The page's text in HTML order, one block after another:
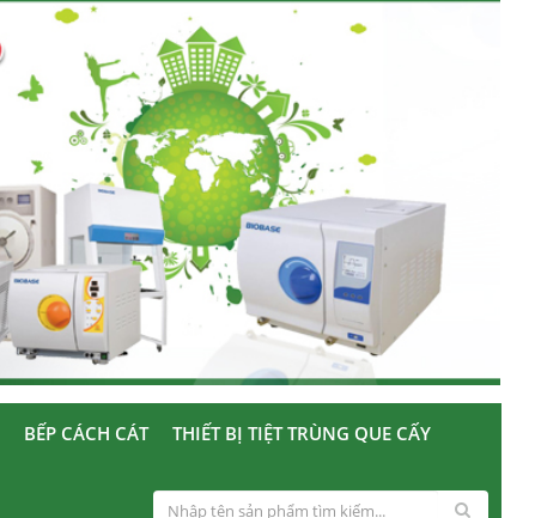
BẾP CÁCH CÁT
THIẾT BỊ TIỆT TRÙNG QUE CẤY